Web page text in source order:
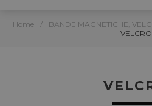
Home / BANDE MAGNETICHE,
VELCRO